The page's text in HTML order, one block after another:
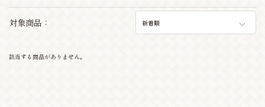
対象商品： 新着順
該当する商品がありません。